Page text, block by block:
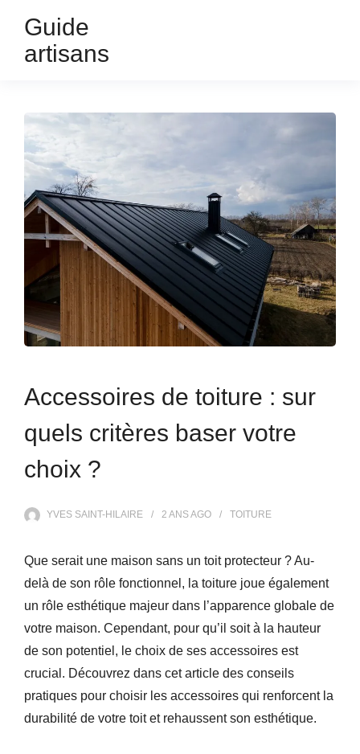
Guide
artisans
Accessoires de toiture : sur
quels critères baser votre
choix ?
YVES SAINT-HILAIRE 2 ANSAGO TOITURE
Que serait une maison sans un toit protecteur ? Au-
delà de son rôle fonctionnel, la toiture joue également
un rôle esthétique majeur dans l’apparence globale de
votre maison. Cependant, pour qu’il soit à la hauteur
de son potentiel, le choix de ses accessoires est
crucial. Découvrez dans cet article des conseils
pratiques pour choisir les accessoires qui renforcent la
durabilité de votre toit et rehaussent son esthétique.